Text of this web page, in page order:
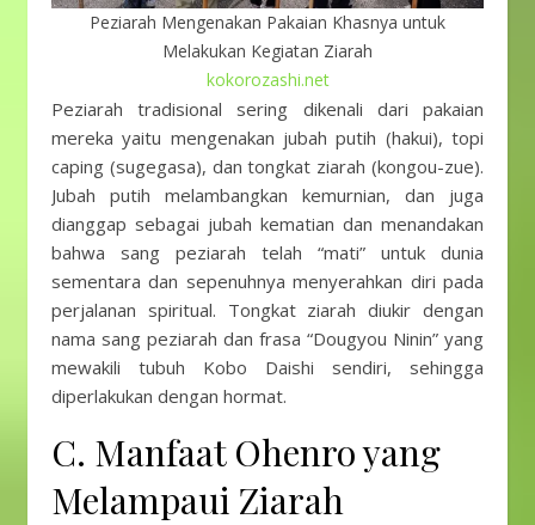
Peziarah Mengenakan Pakaian Khasnya untuk
Melakukan Kegiatan Ziarah
kokorozashi.net
Peziarah tradisional sering dikenali dari pakaian
mereka yaitu mengenakan jubah putih (hakui), topi
caping (sugegasa), dan tongkat ziarah (kongou-zue).
Jubah putih melambangkan kemurnian, dan juga
dianggap sebagai jubah kematian dan menandakan
bahwa sang peziarah telah “mati” untuk dunia
sementara dan sepenuhnya menyerahkan diri pada
perjalanan spiritual. Tongkat ziarah diukir dengan
nama sang peziarah dan frasa “Dougyou Ninin” yang
mewakili tubuh Kobo Daishi sendiri, sehingga
diperlakukan dengan hormat.
C. Manfaat Ohenro yang
Melampaui Ziarah